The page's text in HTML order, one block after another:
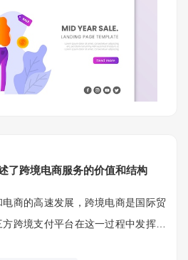
了跨境电商服务的价值和结构
商的高速发展，跨境电商是国际贸
跨境支付平台在这一过程中发挥了